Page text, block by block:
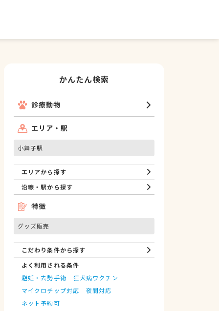
かんたん検索
診療動物
エリア・駅
小舞子駅
エリアから探す
沿線・駅から探す
特徴
グッズ販売
こだわり条件から探す
よく利用される条件
避妊・去勢手術
狂犬病ワクチン
マイクロチップ対応
夜間対応
ネット予約可